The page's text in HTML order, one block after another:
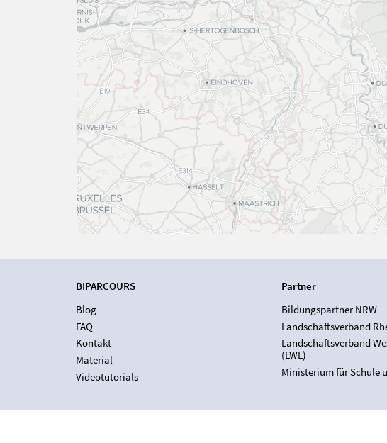
BIPARCOURS
Blog
FAQ
Kontakt
Material
Videotutorials
Partner
Bildungspartner NRW
Landschaftsverband
Landschaftsverband
(LWL)
Ministerium für Schule